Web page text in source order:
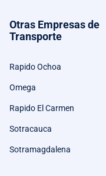
Otras Empresas de
Transporte
Rapido Ochoa
Omega
Rapido El Carmen
Sotracauca
Sotramagdalena